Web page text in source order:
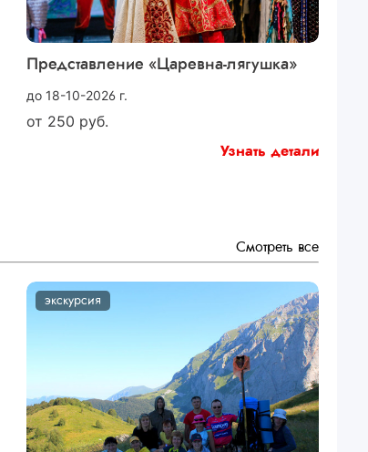
Представление «Царевна-лягушка»
до 18-10-2026 г.
от 250 руб.
Узнать детали
Смотреть все
экскурсия